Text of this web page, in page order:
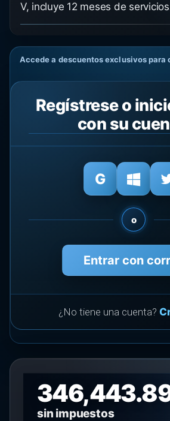
V, incluye 12 meses de
Accede a descuentos exclusivos para
Regístrese o
con su
o
Entrar con
¿No tiene una cuenta?
sin impuestos